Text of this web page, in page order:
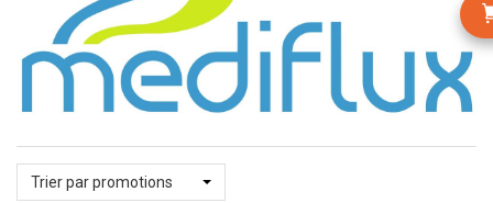
Trier par promotions